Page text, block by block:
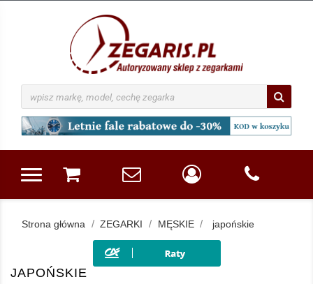
Strona główna ZEGARKI MĘSKIE japońskie
JAPOŃSKIE